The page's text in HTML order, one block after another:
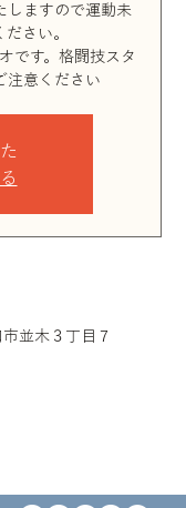
しますので運動未
さい。
です。格闘技スタ
注意ください
並木３丁目７